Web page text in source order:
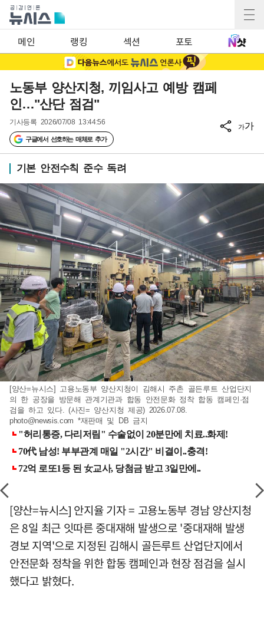
메인 랭킹 섹션 포토
노동부 양산지청, 끼임사고 예방 캠페
인…"산단 점검"
기사등록 2026/07/08 13:44:56
구글에서 선호하는 매체로 추가
가가
기본 안전수칙 준수 독려
[양산=뉴시스] 고용노동부 양산지청이 김해시 주촌 골든루트 산업단지
의 한 공장을 방문해 관계기관과 합동 안전문화 정착 합동 캠페인·점
검을 하고 있다. (사진= 양산지청 제공) 2026.07.08.
photo@newsis.com *재판매 및 DB 금지
[양산=뉴시스] 안지율 기자 = 고용노동부 경남 양산지청
은 8일 최근 잇따른 중대재해 발생으로 '중대재해 발생
경보 지역'으로 지정된 김해시 골든루트 산업단지에서
안전문화 정착을 위한 합동 캠페인과 현장 점검을 실시
했다고 밝혔다.